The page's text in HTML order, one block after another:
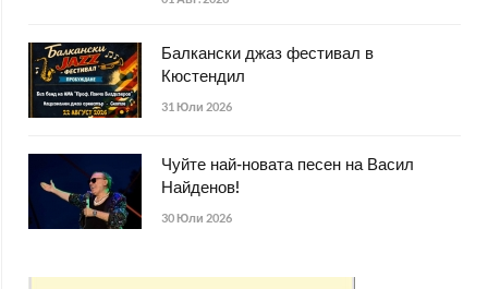
Балкански джаз фестивал в
Кюстендил
31 Юли 2026
Чуйте най-новата песен на Васил
Найденов!
30 Юли 2026